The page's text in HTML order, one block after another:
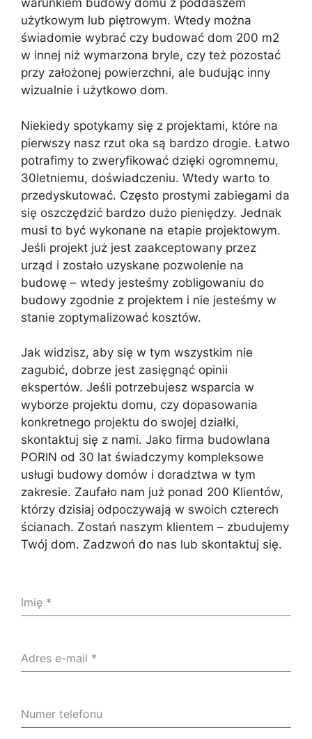
warunkiem budowy domu z poddaszem
użytkowym lub piętrowym. Wtedy można
świadomie wybrać czy budować dom 200 m2
w innej niż wymarzona bryle, czy też pozostać
przy założonej powierzchni, ale budując inny
wizualnie i użytkowo dom.
Niekiedy spotykamy się z projektami, które na
pierwszy nasz rzut oka są bardzo drogie. Łatwo
potrafimy to zweryfikować dzięki ogromnemu,
30letniemu, doświadczeniu. Wtedy warto to
przedyskutować. Często prostymi zabiegami da
się oszczędzić bardzo dużo pieniędzy. Jednak
musi to być wykonane na etapie projektowym.
Jeśli projekt już jest zaakceptowany przez
urząd i zostało uzyskane pozwolenie na
budowę – wtedy jesteśmy zobligowaniu do
budowy zgodnie z projektem i nie jesteśmy w
stanie zoptymalizować kosztów.
Jak widzisz, aby się w tym wszystkim nie
zagubić, dobrze jest zasięgnąć opinii
ekspertów. Jeśli potrzebujesz wsparcia w
wyborze projektu domu, czy dopasowania
konkretnego projektu do swojej działki,
skontaktuj się z nami. Jako firma budowlana
PORIN od 30 lat świadczymy kompleksowe
usługi budowy domów i doradztwa w tym
zakresie. Zaufało nam już ponad 200 Klientów,
którzy dzisiaj odpoczywają w swoich czterech
ścianach. Zostań naszym klientem – zbudujemy
Twój dom. Zadzwoń do nas lub skontaktuj się.
Imię *
Adres e-mail *
Numer telefonu